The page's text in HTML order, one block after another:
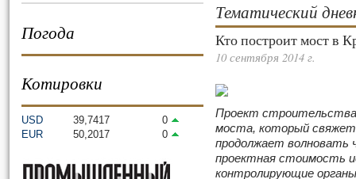
Погода
Котировки
USD 39,7417
0
EUR
50,2017 0
Тематический
Кто построит мост в
10 сентября 2014 г.
Проект строительства
моста, который
продолжает волновать
проектная стоимость
контролирующие